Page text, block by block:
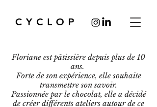
CYCLOP
Floriane est pâtissière depuis plus de 10
ans.
Forte de son expérience, elle souhaite
transmettre son savoir.
Passionnée par le chocolat, elle a décidé
de créer différents ateliers autour de ce